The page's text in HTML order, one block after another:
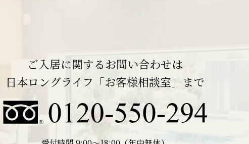
ご入居に関するお問い合わせは
日本ロングライフ「お客様相談室」まで